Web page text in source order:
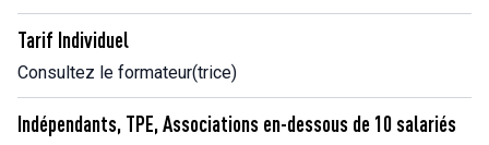
Tarif Individuel
Consultez le formateur(trice)
Indépendants, TPE, Associations en-dessous de 10 salariés